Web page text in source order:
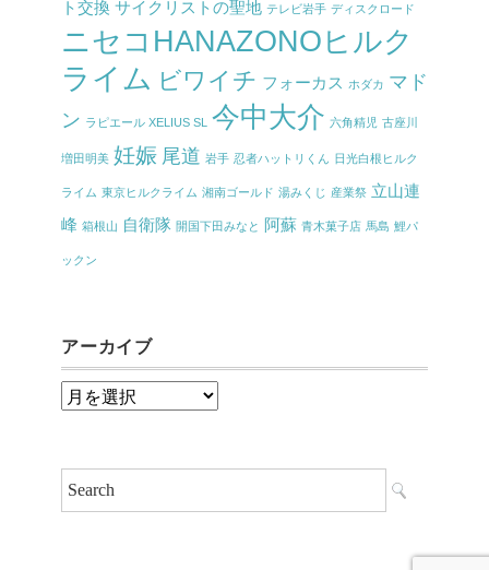
ト交換 サイクリストの聖地 テレビ岩手 ディスクロード
ニセコHANAZONOヒルク
ライム ビワイチ フォーカス ホダカ マド
ン ラピエール XELIUS SL 今中大介 六角精児 古座川
増田明美 妊娠 尾道 岩手 忍者ハットリくん 日光白根ヒルク
ライム 東京ヒルクライム 湘南ゴールド 湯みくじ 産業祭 立山連
峰 箱根山 自衛隊 開国下田みなと 阿蘇 青木菓子店 馬島 鯉パ
ックン
アーカイブ
ア
イ